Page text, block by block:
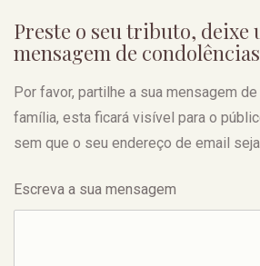
Preste o seu tributo, deixe
mensagem de condolências
Por favor, partilhe a sua mensagem
família, esta ficará visível para o
sem que o seu endereço de email
Escreva a sua mensagem